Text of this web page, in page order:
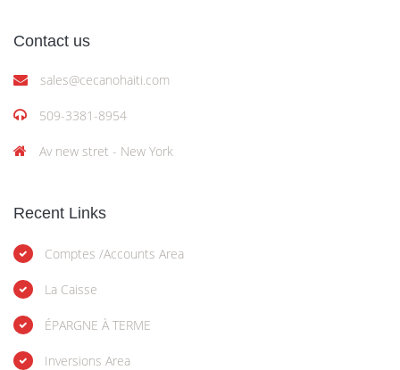
Contact us
sales@cecanohaiti.com
509-3381-8954
Av new stret - New York
Recent Links
Comptes /Accounts Area
La Caisse
ÉPARGNE À TERME
Inversions Area